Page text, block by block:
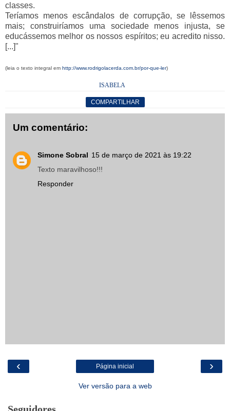
classes.
Teríamos menos escândalos de corrupção, se lêssemos
mais; construiríamos uma sociedade menos injusta, se
educássemos melhor os nossos espíritos; eu acredito nisso.
[...]"
(leia o texto integral em http://www.rodrigolacerda.com.br/por-que-ler)
ISABELA
COMPARTILHAR
Um comentário:
Simone Sobral 15 de março de 2021 às 19:22
Texto maravilhoso!!!
Responder
‹ ›
Página inicial
Ver versão para a web